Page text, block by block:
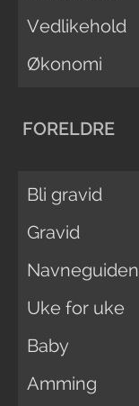
Vedlikehold
Økonomi
FORELDRE
Bli gravid
Gravid
Navneguiden
Uke for uke
Baby
Amming